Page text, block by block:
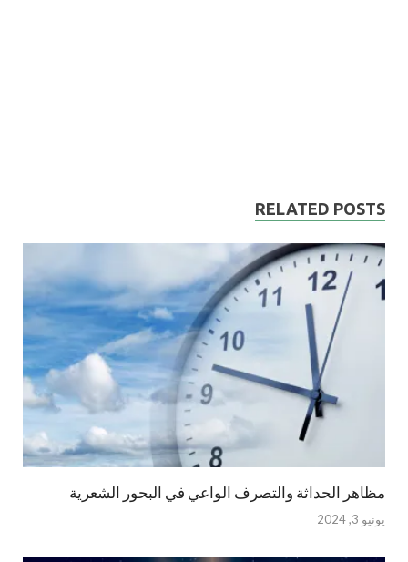
RELATED POSTS
مظاهر الحداثة والتصرف الواعي في البحور الشعرية
يونيو 3, 2024